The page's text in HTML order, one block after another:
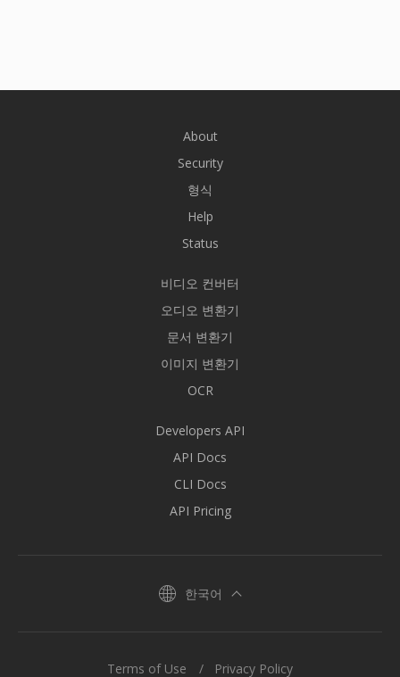
About
Security
형식
Help
Status
비디오 컨버터
오디오 변환기
문서 변환기
이미지 변환기
OCR
Developers API
API Docs
CLI Docs
API Pricing
한국어
Terms of Use Privacy Policy